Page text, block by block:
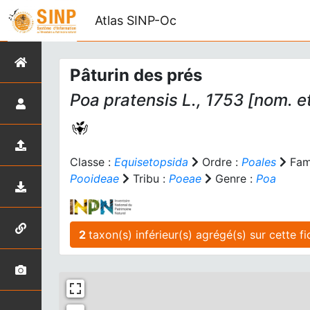
Atlas SINP-Oc
Pâturin des prés
Poa pratensis L., 1753 [nom.
Classe : Equisetopsida Ordre : Poales
Pooideae
Tribu : Poeae Genre : Poa
2 taxon(s)